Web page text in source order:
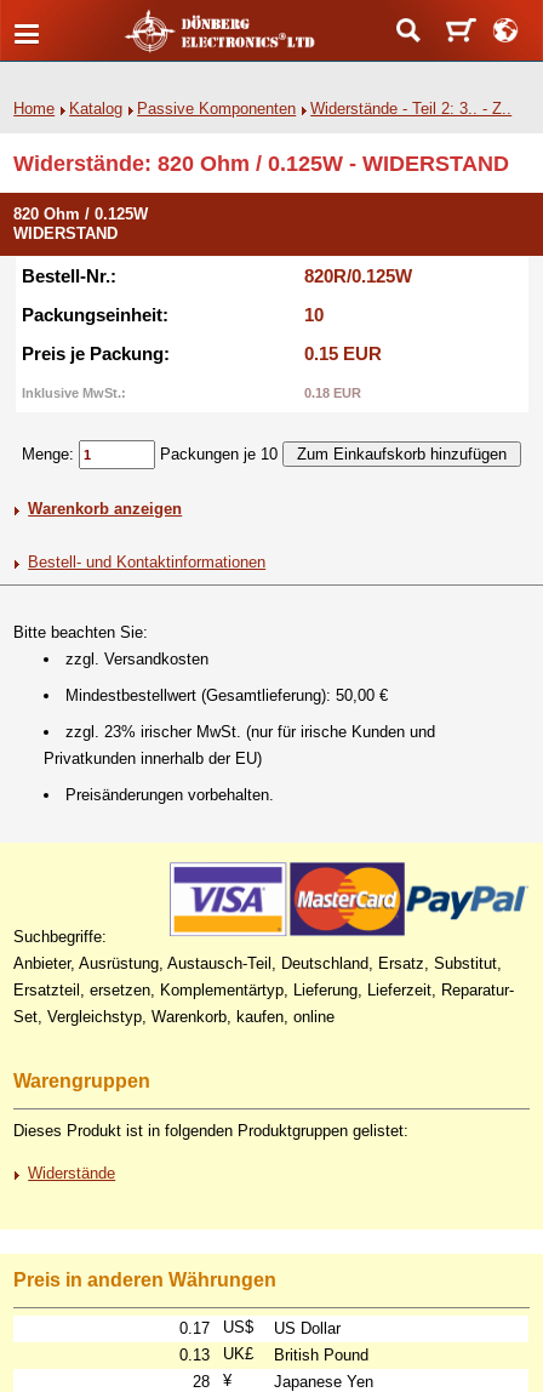
Home Katalog Passive Komponenten Widerstände - Teil 2: 3.. - Z..
Widerstände: 820 Ohm / 0.125W - WIDERSTAND
820 Ohm / 0.125W
WIDERSTAND
Bestell-Nr.:
820R/0.125W
Packungseinheit:
10
Preis je Packung:
0.15 EUR
Inklusive MwSt.: 0.18 EUR
Menge: Packungen je 10
Warenkorb anzeigen
Bestell- und Kontaktinformationen
Bitte beachten Sie:
zzgl. Versandkosten
Mindestbestellwert (Gesamtlieferung): 50,00 €
zzgl. 23% irischer MwSt. (nur für irische Kunden und
Privatkunden innerhalb der EU)
Preisänderungen vorbehalten.
Suchbegriffe:
Anbieter, Ausrüstung, Austausch-Teil, Deutschland, Ersatz, Substitut,
Ersatzteil, ersetzen, Komplementärtyp, Lieferung, Lieferzeit, Reparatur-
Set, Vergleichstyp, Warenkorb, kaufen, online
Warengruppen
Dieses Produkt ist in folgenden Produktgruppen gelistet:
Widerstände
Preis in anderen Währungen
0.17 US$
US Dollar
0.13
UK£
British Pound
28
¥
Japanese Yen